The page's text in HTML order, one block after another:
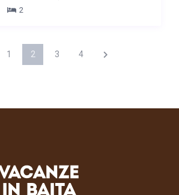
2
1 2 3 4